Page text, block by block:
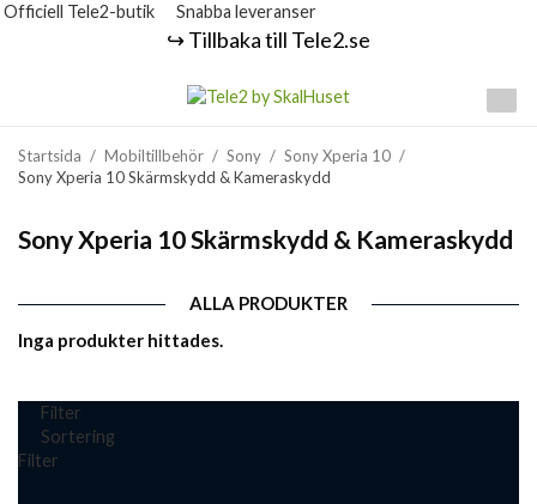
Officiell Tele2-butik Snabba leveranser
↪️ Tillbaka till Tele2.se
Startsida / Mobiltillbehör / Sony / Sony Xperia 10 /
Sony Xperia 10 Skärmskydd & Kameraskydd
Sony Xperia 10 Skärmskydd & Kameraskydd
ALLA PRODUKTER
Inga produkter hittades.
Filter
Sortering
Filter